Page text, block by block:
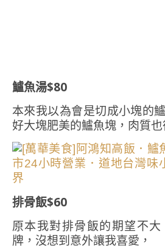
鱸魚湯$80
本來我以為會是切成小塊的
好大塊肥美的鱸魚塊，肉質也
排骨飯$60
原本我對排骨飯的期望不
牌，沒想到意外讓我喜愛，